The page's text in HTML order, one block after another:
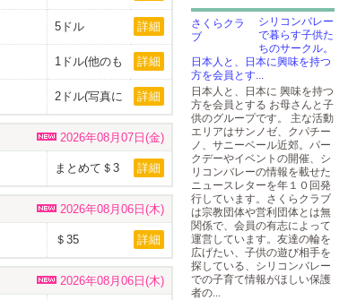
5ドル 詳細
1ドル(他のも
詳細
2ドル(写真に
ドル)
詳細
2026年08月07日(金)
まとめて＄3 詳細
2026年08月06日(木)
＄35 詳細
2026年08月06日(木)
シリコンバレー
で暮らす子供た
ちのサークル。
日本人と、日本に興味を持つ
方を会員とす...
日本人と、日本に 興味を持つ
方を会員とする お母さんと子
供のグループです。 主な活動
エリアはサンノゼ、クパチー
ノ、サニーベール近郊。パー
クデーやイベントの開催、シ
リコンバレーの情報を載せた
ニュースレターを年１０回発
行しています。さくらクラブ
は宗教団体や営利団体とは無
関係で、会員の有志によって
運営しています。友達の輪を
広げたい、子供の遊び相手を
探している、シリコンバレー
での子育て情報がほしい保護
者の...